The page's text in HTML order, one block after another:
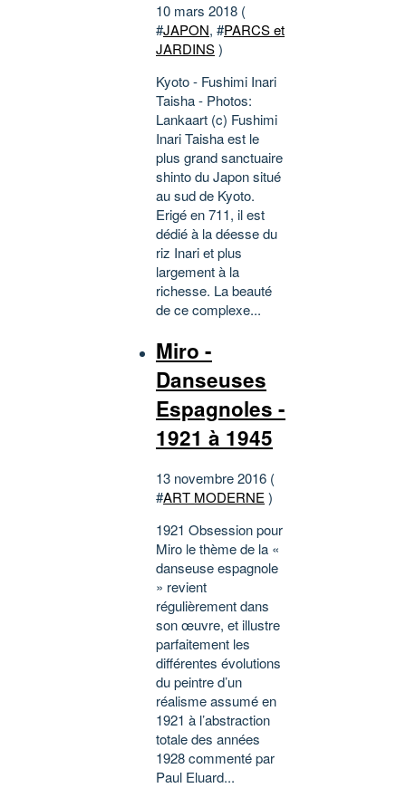
10 mars 2018 (
#JAPON, #PARCS et
JARDINS)
Kyoto - Fushimi Inari
Taisha - Photos:
Lankaart (c) Fushimi
Inari Taisha est le
plus grand sanctuaire
shinto du Japon situé
au sud de Kyoto.
Erigé en 711, il est
dédié à la déesse du
riz Inari et plus
largement à la
richesse. La beauté
de ce complexe...
Miro -
Danseuses
Espagnoles -
1921 à 1945
13 novembre 2016 (
#ART MODERNE)
1921 Obsession pour
Miro le thème de la «
danseuse espagnole
» revient
régulièrement dans
son œuvre, et illustre
parfaitement les
différentes évolutions
du peintre d’un
réalisme assumé en
1921 à l’abstraction
totale des années
1928 commenté par
Paul Eluard...